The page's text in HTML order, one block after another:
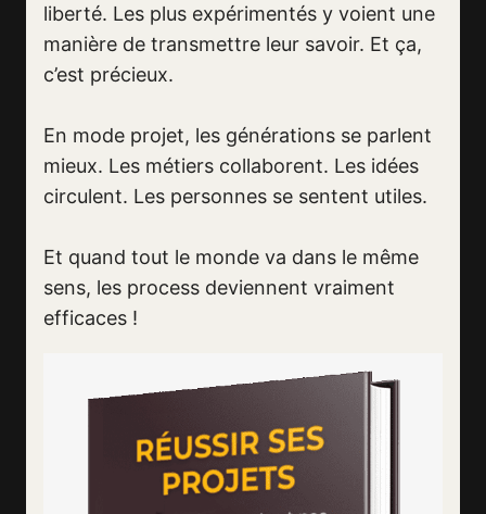
liberté. Les plus expérimentés y voient une
manière de transmettre leur savoir. Et ça,
c’est précieux.
En mode projet, les générations se parlent
mieux. Les métiers collaborent. Les idées
circulent. Les personnes se sentent utiles.
Et quand tout le monde va dans le même
sens, les process deviennent vraiment
efficaces !